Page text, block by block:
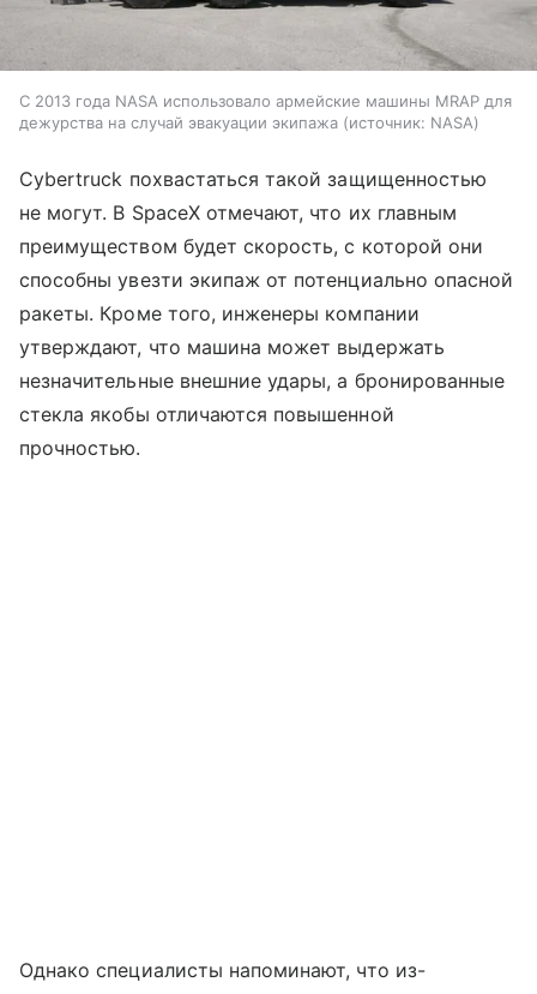
С 2013 года NASA использовало армейские машины MRAP для
дежурства на случай эвакуации экипажа
источник: NASA
Cybertruck похвастаться такой защищенностью
не могут. В SpaceX отмечают, что их главным
преимуществом будет скорость, с которой они
способны увезти экипаж от потенциально опасной
ракеты. Кроме того, инженеры компании
утверждают, что машина может выдержать
незначительные внешние удары, а бронированные
стекла якобы отличаются повышенной
прочностью.
Однако специалисты напоминают, что из-